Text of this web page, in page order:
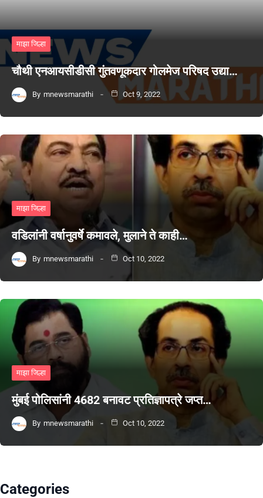
माझा जिल्हा
चौथी एनआयसीडीसी गुंतवणूकदार गोलमेज परिषद उद्या…
By mnewsmarathi Oct 9, 2022
माझा जिल्हा
वडिलांनी वर्षानुवर्षे कमावले, मुलाने ते काही…
By mnewsmarathi Oct 10, 2022
माझा जिल्हा
मुंबई पोलिसांनी 4682 बनावट प्रतिज्ञापत्रे जप्त…
By mnewsmarathi Oct 10, 2022
Categories